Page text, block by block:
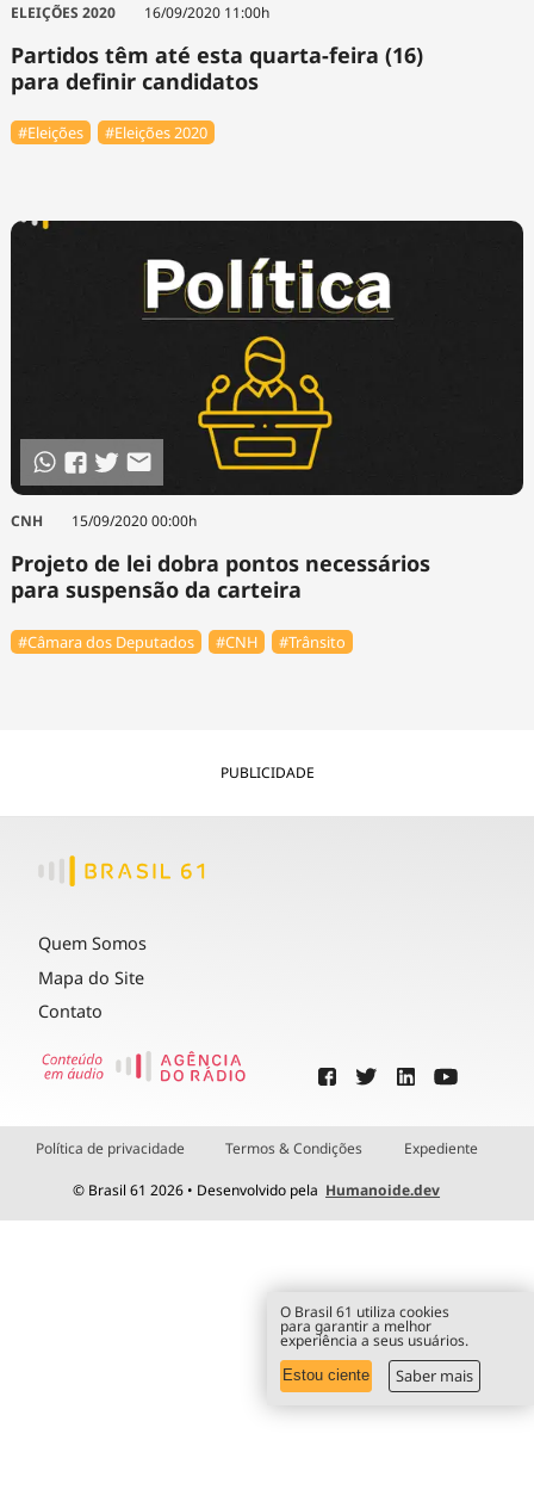
ELEIÇÕES 2020 16/09/2020 11:00h
Partidos têm até esta quarta-feira (16)
para definir candidatos
#Eleições #Eleições 2020
CNH 15/09/2020 00:00h
Projeto de lei dobra pontos necessários
para suspensão da carteira
#Câmara dos Deputados #CNH #Trânsito
PUBLICIDADE
Quem Somos
Mapa do Site
Contato
Política de privacidade Termos & Condições Expediente
© Brasil 61 2026 • Desenvolvido pela Humanoide.dev
O Brasil 61 utiliza cookies
para garantir a melhor
experiência a seus usuários.
Estou ciente Saber mais